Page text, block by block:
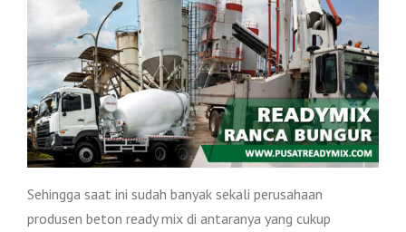
Sehingga saat ini sudah banyak sekali perusahaan
produsen beton ready mix di antaranya yang cukup